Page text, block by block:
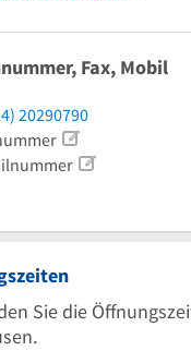
Fax, Mobil
20290790
Sie die